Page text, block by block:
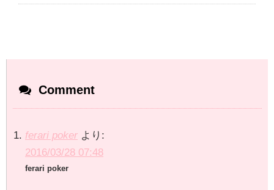
Comment
ferari poker より:
2016/03/28 07:48
ferari poker